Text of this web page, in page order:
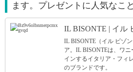
ます。プレゼントに人気なこ
IL BISONTE | イル
IL BISONTE（イル ビゾ
ア。IL BISONTEは、ワ
インするイタリア・フィ
のブランドです。